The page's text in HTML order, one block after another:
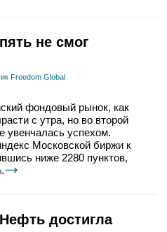
не смог
Freedom Global
фондовый рынок, как
с утра, но во второй
увенчалась успехом.
Московской биржи к
ниже 2280 пунктов,
достигла